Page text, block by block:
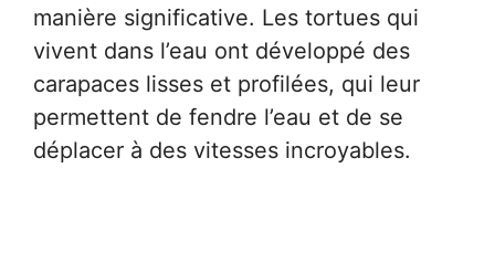
manière significative. Les tortues qui
vivent dans l’eau ont développé des
carapaces lisses et profilées, qui leur
permettent de fendre l’eau et de se
déplacer à des vitesses incroyables.